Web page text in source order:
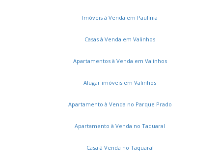
Imóveis à Venda em Paulínia
Casas à Venda em Valinhos
Apartamentos à Venda em Valinhos
Alugar imóveis em Valinhos
Apartamento à Venda no Parque Prado
Apartamento à Venda no Taquaral
Casa à Venda no Taquaral